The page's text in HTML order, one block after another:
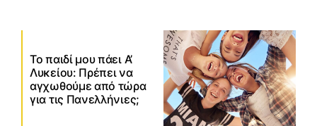
Το παιδί μου πάει Α’
Λυκείου: Πρέπει να
αγχωθούμε από τώρα
για τις Πανελλήνιες;